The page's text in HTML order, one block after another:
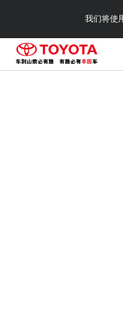
我们将使